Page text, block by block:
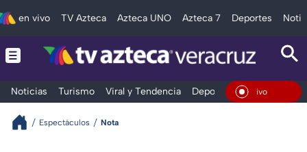
en vivo TV Azteca Azteca UNO Azteca 7 Deportes
Noticias Turismo Viral y Tendencia Deportes Espectáculos
En
Espectáculos Nota